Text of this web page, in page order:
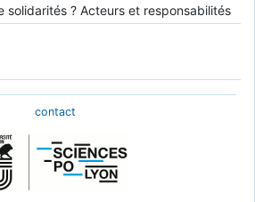
solidarités ? Acteurs et responsabilités
contact